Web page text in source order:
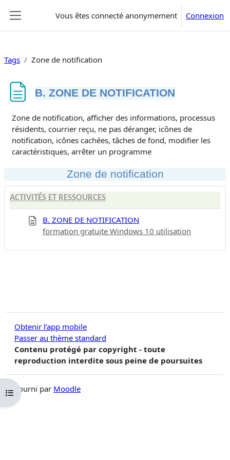
Vous êtes connecté anonymement Connexion
Ouvrir l’index du cours
Tags Zone de notification
B. ZONE DE NOTIFICATION
Conditions d’achèvement
Zone de notification, afficher des informations, processus
résidents, courrier reçu, ne pas déranger, icônes de
notification, icônes cachées, tâches de fond, modifier les
caractéristiques, arrêter un programme
Zone de notification
ACTIVITÉS ET RESSOURCES
B. ZONE DE NOTIFICATION
formation gratuite Windows 10 utilisation
Obtenir l’app mobile
Passer au thème standard
Contenu protégé par copyright - toute
reproduction interdite sous peine de poursuites
Fourni par Moodle